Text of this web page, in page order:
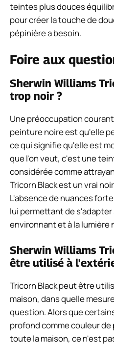
teintes plus douces
pour créer la touche de
pépinière a besoin.
Foire aux
Sherwin Williams
trop noir ?
Une préoccupation
peinture noire est qu'elle
ce qui signifie qu'elle est
que l'on veut, c'est une
considérée comme
Tricorn Black est un vrai
L'absence de nuances
lui permettant de
environnant et à la lumière
Sherwin Williams
être utilisé à
Tricorn Black peut être
maison, dans quelle
question. Alors que
profond comme couleur
toute la maison, ce n'est